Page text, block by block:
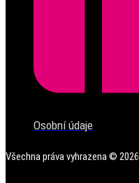
Osobní údaje
Všechna práva vyhrazena © 2026